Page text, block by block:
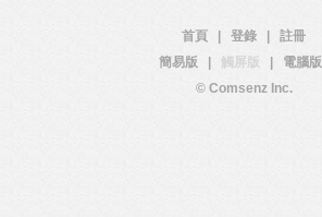
首頁 登錄
註冊
簡易版
觸屏版 電腦版
© Comsenz Inc.